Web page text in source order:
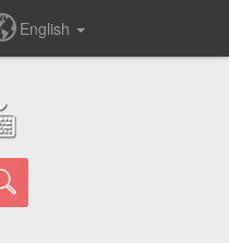
English